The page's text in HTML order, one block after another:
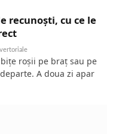
recunoști, cu ce le
roșii pe braț sau pe
A doua zi apar